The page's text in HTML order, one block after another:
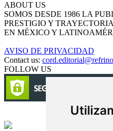
ABOUT US
SOMOS DESDE 1986 LA
PRESTIGIO Y
EN MÉXICO Y
AVISO DE PRIVACIDAD
Contact us:
FOLLOW US
Circulación certificada